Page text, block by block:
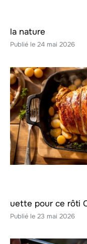
la nature
24 mai 2026
uette pour ce rôti
23 mai 2026